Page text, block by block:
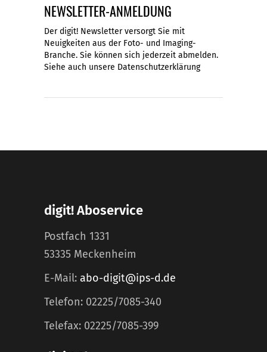
NEWSLETTER-ANMELDUNG
Der digit! Newsletter versorgt Sie mit
Neuigkeiten aus der Foto- und Imaging-
Branche. Sie können sich jederzeit abmelden.
Siehe auch unsere Datenschutzerklärung
digit! Aboservice
Postfach 1331
53335 Meckenheim
E-Mail: abo-digit@ips-d.de
Telefon: 02225/7085-340
Telefax: 02225/7085-399